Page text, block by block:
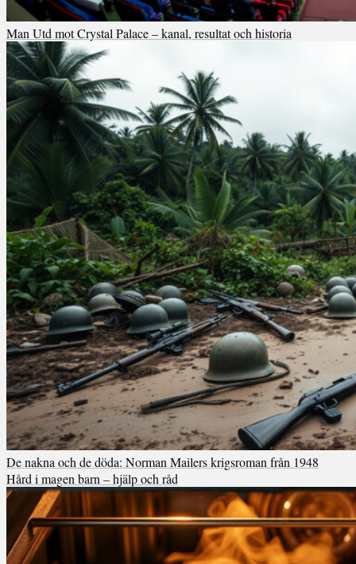
Man Utd mot Crystal Palace – kanal, resultat och historia
De nakna och de döda: Norman Mailers krigsroman från 1948
Hård i magen barn – hjälp och råd